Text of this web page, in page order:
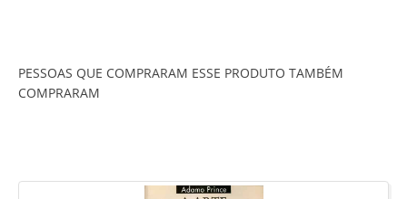
PESSOAS QUE COMPRARAM ESSE PRODUTO TAMBÉM
COMPRARAM